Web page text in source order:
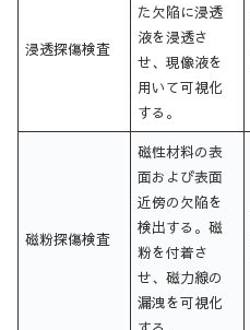
浸透探傷検査
た欠陥に浸透
液を浸透さ
せ、現像液を
用いて可視化
する。
磁粉探傷検査
磁性材料の表
面および表面
近傍の欠陥を
検出する。磁
粉を付着さ
せ、磁力線の
漏洩を可視化